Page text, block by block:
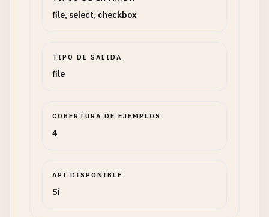
file, select, checkbox
TIPO DE SALIDA
file
COBERTURA DE EJEMPLOS
4
API DISPONIBLE
Sí